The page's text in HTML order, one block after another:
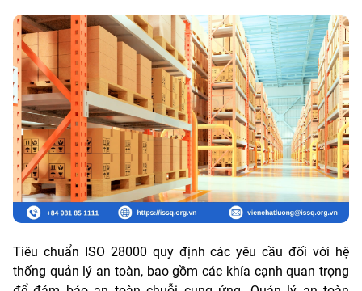
Tiêu chuẩn ISO 28000 quy định các yêu cầu đối với hệ
thống quản lý an toàn, bao gồm các khía cạnh quan trọng